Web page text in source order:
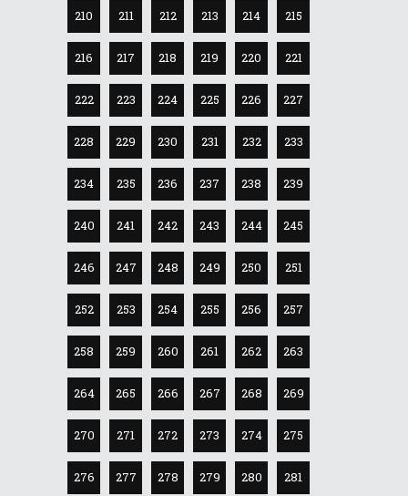
210 211 212 213 214 215
216 217 218 219 220 221
222 223 224 225 226 227
228 229 230 231 232 233
234 235 236 237 238 239
240 241 242 243 244 245
246 247 248 249 250 251
252 253 254 255 256 257
258 259 260 261 262 263
264 265 266 267 268 269
270 271 272 273 274 275
276 277 278 279 280 281